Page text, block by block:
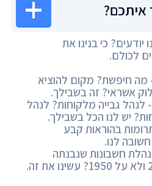
איתכם?
כי בנינו את
לכולם.
חיפשת? מקום להוציא
אשראי? זה בשבילך.
- לנהל גבייה מלקוחות? לנהל
יש לנו הכל בשבילך.
בהוראות קבע
לנו.
חשבונות שנבנתה
במחשבה על שנת 2050 ולא על 1950? עשינו את זה.